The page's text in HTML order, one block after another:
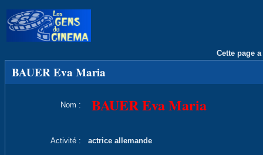
Cette page
BAUER Eva Maria
Nom : BAUER Eva Maria
Activité : actrice allemande